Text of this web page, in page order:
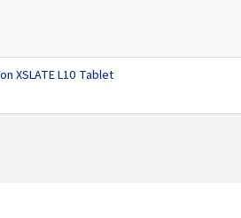
XSLATE L10 Tablet